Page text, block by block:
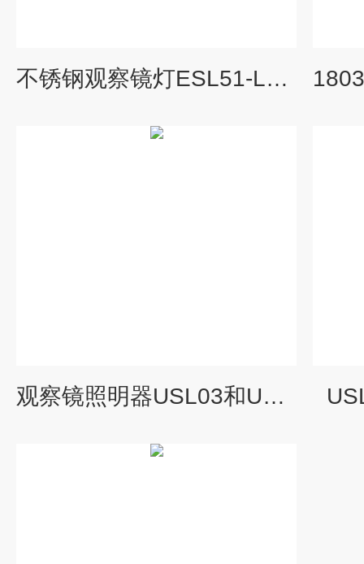
不锈钢观察镜灯ESL51-LED
观察镜照明器USL03和USL03-LED